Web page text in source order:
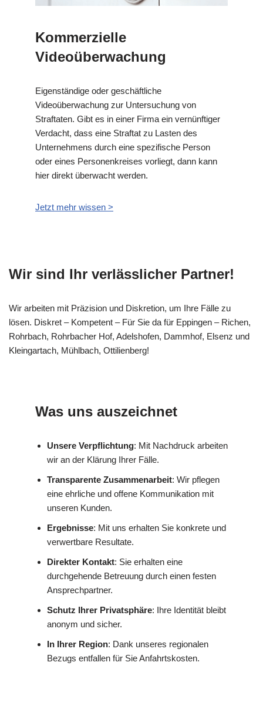
Kommerzielle
Videoüberwachung
Eigenständige oder geschäftliche
Videoüberwachung zur Untersuchung von
Straftaten. Gibt es in einer Firma ein vernünftiger
Verdacht, dass eine Straftat zu Lasten des
Unternehmens durch eine spezifische Person
oder eines Personenkreises vorliegt, dann kann
hier direkt überwacht werden.
Jetzt mehr wissen >
Wir sind Ihr verlässlicher Partner!
Wir arbeiten mit Präzision und Diskretion, um Ihre Fälle zu
lösen. Diskret – Kompetent – Für Sie da für Eppingen – Richen,
Rohrbach, Rohrbacher Hof, Adelshofen, Dammhof, Elsenz und
Kleingartach, Mühlbach, Ottilienberg!
Was uns auszeichnet
Unsere Verpflichtung: Mit Nachdruck arbeiten
wir an der Klärung Ihrer Fälle.
Transparente Zusammenarbeit: Wir pflegen
eine ehrliche und offene Kommunikation mit
unseren Kunden.
Ergebnisse: Mit uns erhalten Sie konkrete und
verwertbare Resultate.
Direkter Kontakt: Sie erhalten eine
durchgehende Betreuung durch einen festen
Ansprechpartner.
Schutz Ihrer Privatsphäre: Ihre Identität bleibt
anonym und sicher.
In Ihrer Region: Dank unseres regionalen
Bezugs entfallen für Sie Anfahrtskosten.